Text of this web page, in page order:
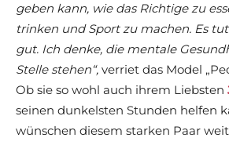
geben kann, wie das Richtige zu
trinken und Sport zu machen. Es
gut. Ich denke, die mentale
Stelle stehen“, verriet das Model
Ob sie so wohl auch ihrem Liebsten
seinen dunkelsten Stunden helfen
wünschen diesem starken Paar